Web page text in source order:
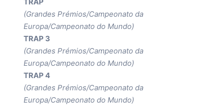
(Grandes Prémios/Campeonato da
Europa/Campeonato do Mundo)
TRAP 3
(Grandes Prémios/Campeonato da
Europa/Campeonato do Mundo)
TRAP 4
(Grandes Prémios/Campeonato da
Europa/Campeonato do Mundo)